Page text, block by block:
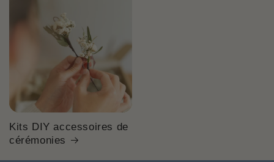
Kits DIY accessoires de
cérémonies